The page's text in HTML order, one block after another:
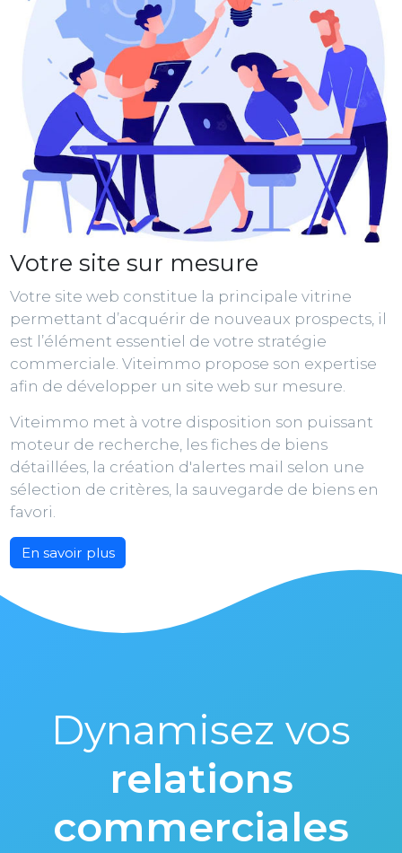
Votre site sur mesure
Votre site web constitue la principale vitrine
permettant d’acquérir de nouveaux prospects, il
est l’élément essentiel de votre stratégie
commerciale. Viteimmo propose son expertise
afin de développer un site web sur mesure.
Viteimmo met à votre disposition son puissant
moteur de recherche, les fiches de biens
détaillées, la création d'alertes mail selon une
sélection de critères, la sauvegarde de biens en
favori.
En savoir plus
Dynamisez vos
relations
commerciales